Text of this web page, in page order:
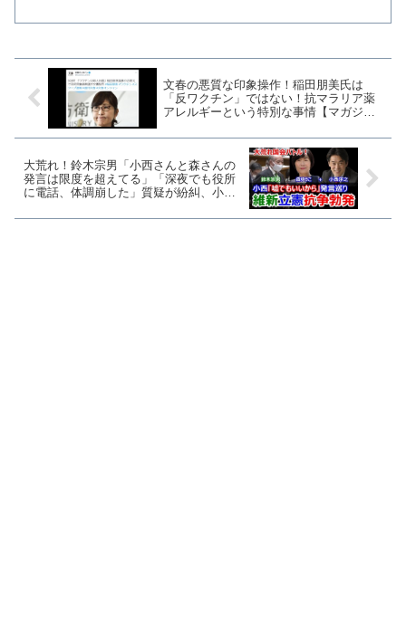
文春の悪質な印象操作！稲田朋美氏は
「反ワクチン」ではない！抗マラリア薬
アレルギーという特別な事情【マガジン
大荒れ！鈴木宗男「小西さんと森さんの
発言は限度を超えてる」「深夜でも役所
に電話、体調崩した」質疑が紛糾、小西